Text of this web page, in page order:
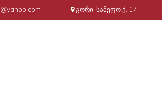
გორი, სამეფო ქ. 17